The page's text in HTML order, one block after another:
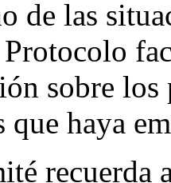
de las
sobre los
que haya
recuerda